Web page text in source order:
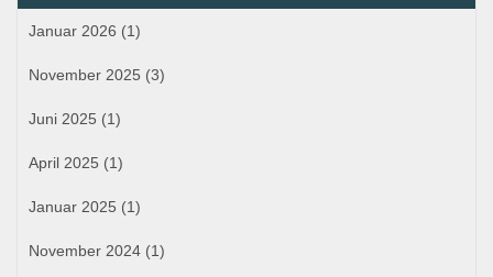
Januar 2026 (1)
November 2025 (3)
Juni 2025 (1)
April 2025 (1)
Januar 2025 (1)
November 2024 (1)